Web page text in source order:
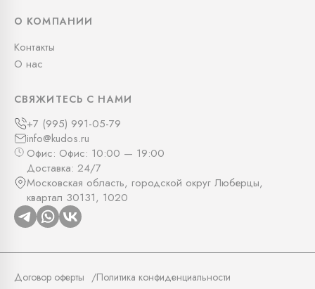
О КОМПАНИИ
Контакты
О нас
СВЯЖИТЕСЬ С НАМИ
+7 (995) 991-05-79
info@kudos.ru
Офис: Офис: 10:00 — 19:00
Доставка: 24/7
Московская область, городской округ Люберцы,
квартал 30131, 1020
Договор оферты Политика конфиденциальности